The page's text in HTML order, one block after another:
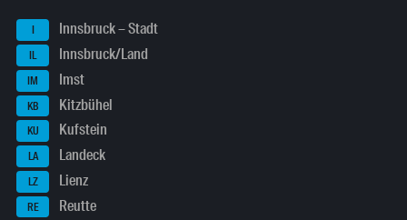
I Innsbruck – Stadt
IL Innsbruck/Land
IM Imst
KB Kitzbühel
KU Kufstein
LA Landeck
LZ Lienz
RE Reutte